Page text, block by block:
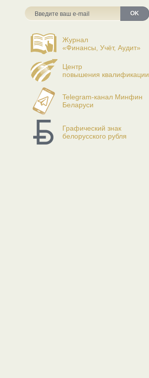
OK
Журнал
«Финансы, Учёт, Аудит»
Центр
повышения квалификации
Telegram-канал Минфин
Беларуси
Графический знак
белорусского рубля